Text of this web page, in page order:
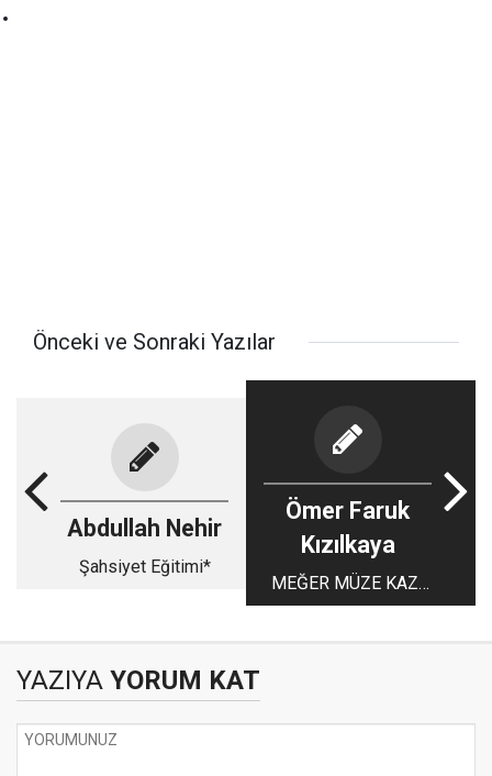
Önceki ve Sonraki Yazılar
Abdullah Nehir
Şahsiyet Eğitimi*
Ömer Faruk
Kızılkaya
MEĞER MÜZE KAZI
YAPABİLİYORMUŞ
YAZIYA YORUM KAT